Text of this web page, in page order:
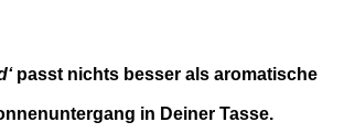
passt nichts besser als aromatische
in Deiner Tasse.